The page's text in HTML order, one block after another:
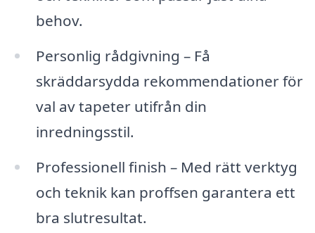
behov.
Personlig rådgivning – Få
skräddarsydda rekommendationer för
val av tapeter utifrån din
inredningsstil.
Professionell finish – Med rätt verktyg
och teknik kan proffsen garantera ett
bra slutresultat.